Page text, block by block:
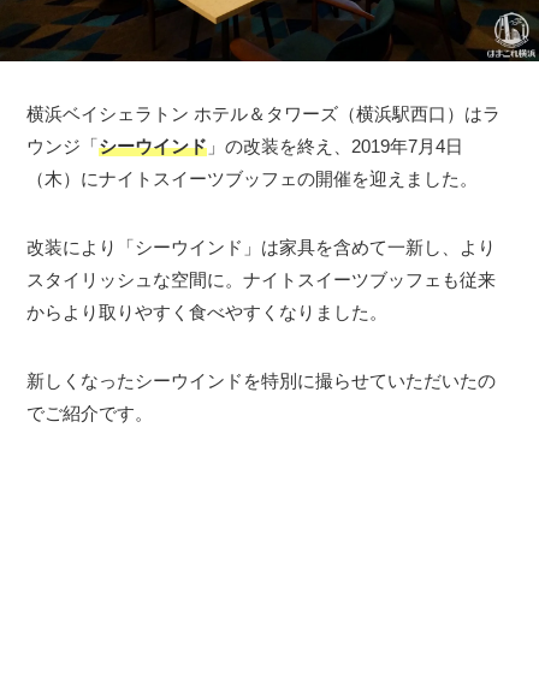
横浜ベイシェラトン ホテル＆タワーズ（横浜駅西口）はラ
ウンジ「シーウインド 」の改装を終え、2019年7月4日
（木）にナイトスイーツブッフェの開催を迎えました。
改装により「シーウインド」は家具を含めて一新し、より
スタイリッシュな空間に。ナイトスイーツブッフェも従来
からより取りやすく食べやすくなりました。
新しくなったシーウインドを特別に撮らせていただいたの
でご紹介です。